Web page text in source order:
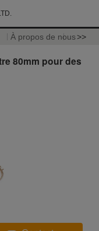
À propos de nous>>
80mm pour des